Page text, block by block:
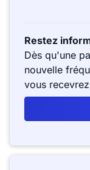
Restez
Dès qu'une
nouvelle
vous